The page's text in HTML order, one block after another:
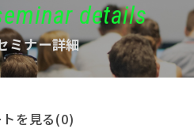
details
ミナー詳細
を見る(0)